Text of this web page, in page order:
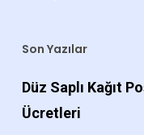
Son Yazılar
Düz Saplı Kağıt
Ücretleri